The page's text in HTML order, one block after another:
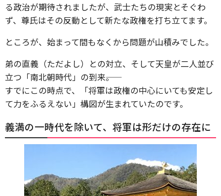
る政治が期待されましたが、武士たちの現実とそぐわ
ず、尊氏はその反動として新たな政権を打ち立てます。
ところが、始まって間もなくから問題が山積みでした。
弟の直義（ただよし）との対立、そして天皇が二人並び
立つ「南北朝時代」の到来――。
すでにこの時点で、「将軍は政権の中心にいても安定し
て力をふるえない」構図が生まれていたのです。
義満の一時代を除いて、将軍は形だけの存在に